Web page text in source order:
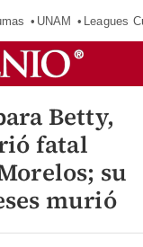
UNAM Leagues
Betty,
fatal
su
murió